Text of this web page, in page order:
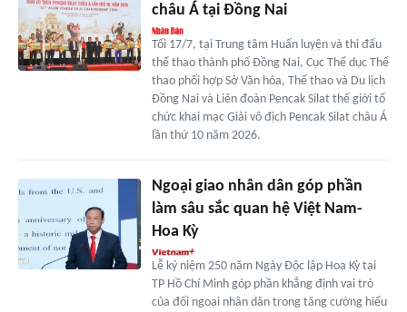
châu Á tại Đồng Nai
Tối 17/7, tại Trung tâm Huấn luyện và thi đấu
thể thao thành phố Đồng Nai, Cục Thể dục Thể
thao phối hợp Sở Văn hóa, Thể thao và Du lịch
Đồng Nai và Liên đoàn Pencak Silat thế giới tổ
chức khai mạc Giải vô địch Pencak Silat châu Á
lần thứ 10 năm 2026.
Ngoại giao nhân dân góp phần
làm sâu sắc quan hệ Việt Nam-
Hoa Kỳ
Lễ kỷ niệm 250 năm Ngày Độc lập Hoa Kỳ tại
TP Hồ Chí Minh góp phần khẳng định vai trò
của đối ngoại nhân dân trong tăng cường hiểu